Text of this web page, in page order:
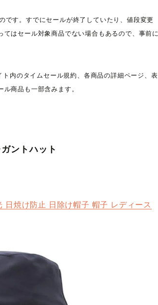
す。すでにセールが終了していたり、値段変更
はセール対象商品でない場合もあるので、事前に
内のタイムセール規約、各商品の詳細ページ、表
商品も一部含みます。
ントハット
焼け防止 日除け帽子 帽子 レディース